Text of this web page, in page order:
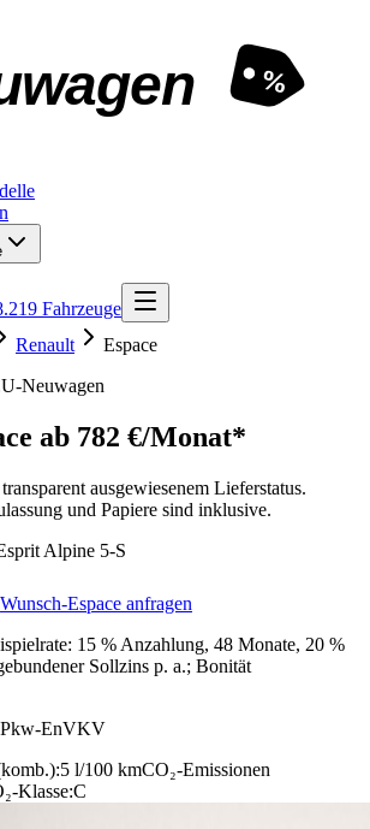
%
Fahrzeuge
Renault
Espace
Neuwagen
ab 782 €/Monat*
ausgewiesenem Lieferstatus.
und Papiere sind inklusive.
Alpine 5-S
Wunsch-Espace anfragen
15 % Anzahlung, 48 Monate, 20 %
Sollzins p. a.; Bonität
Pkw-EnVKV
5 l/100 kmCO₂-Emissionen
Klasse:C